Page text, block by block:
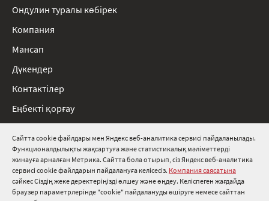
Сайтта cookie файлдары мен Яндекс веб-аналитика сервисі пайдаланылады.
Функционалдылықты жақсартуға және статистикалық мәліметтерді
жинауға арналған Метрика. Сайтта бола отырып, сіз Яндекс веб-аналитика
сервисі cookie файлдарын пайдалануға келісесіз. Компания саясатына
сәйкес Сіздің жеке деректеріңізді өлшеу және өңдеу. Келіспеген жағдайда
браузер параметрлерінде "cookie" пайдалануды өшіруге немесе сайттан
8 800 511 91 82
info@onduline.ru
Ресей Беларусь Қазақстан
Ондулин туралы көбірек
Компания
Мансап
Дүкендер
Контактілер
Еңбекті қорғау